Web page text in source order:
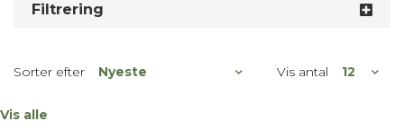
Filtrering
Sorter efter Vis antal
Vis alle